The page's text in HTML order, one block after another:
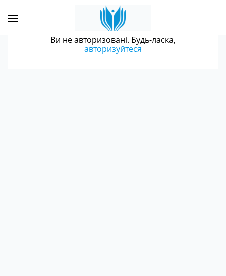
Ви не авторизовані. Будь-ласка,
авторизуйтеся